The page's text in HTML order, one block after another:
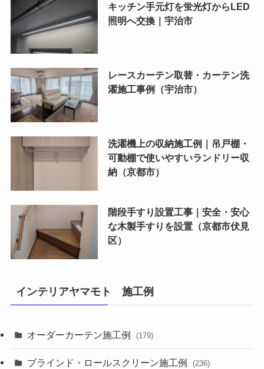
キッチン手元灯を蛍光灯からLED
照明へ交換｜宇治市
レースカーテン取替・カーテン洗
濯施工事例（宇治市）
洗濯機上の収納施工例｜吊戸棚・
可動棚で使いやすいランドリー収
納（京都市）
階段手すり設置工事｜安全・安心
な木製手すりを設置（京都市伏見
区）
インテリアヤマモト 施工例
オーダーカーテン施工例 (179)
ブラインド・ロールスクリーン施工例 (236)